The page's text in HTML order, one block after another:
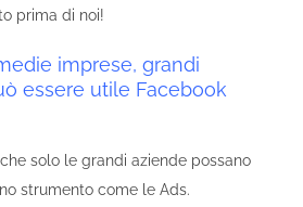
prima di noi!
imprese, grandi
essere utile Facebook
solo le grandi aziende possano
strumento come le Ads.